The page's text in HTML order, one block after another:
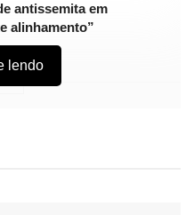
antissemita em
alinhamento”
em 2015. O Pepper
lendo